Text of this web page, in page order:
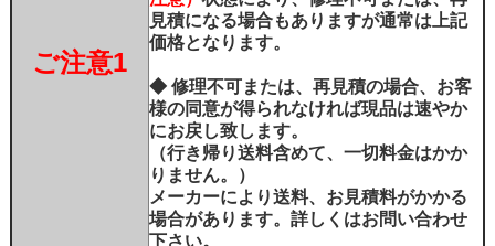
ご注意1
見積になる場合もありますが通常は上記
価格となります。
◆ 修理不可または、再見積の場合、お客
様の同意が得られなければ現品は速やか
にお戻し致します。
（行き帰り送料含めて、一切料金はかか
りません。）
メーカーにより送料、お見積料がかかる
場合があります。詳しくはお問い合わせ
下さい。